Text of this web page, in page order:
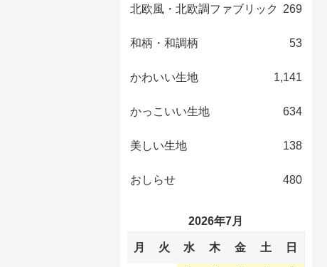
北欧風・北欧調ファブリック 269
和柄・和調柄 53
かわいい生地 1,141
かっこいい生地 634
美しい生地 138
おしらせ 480
2026年7月
月 火 水 木 金 土 日